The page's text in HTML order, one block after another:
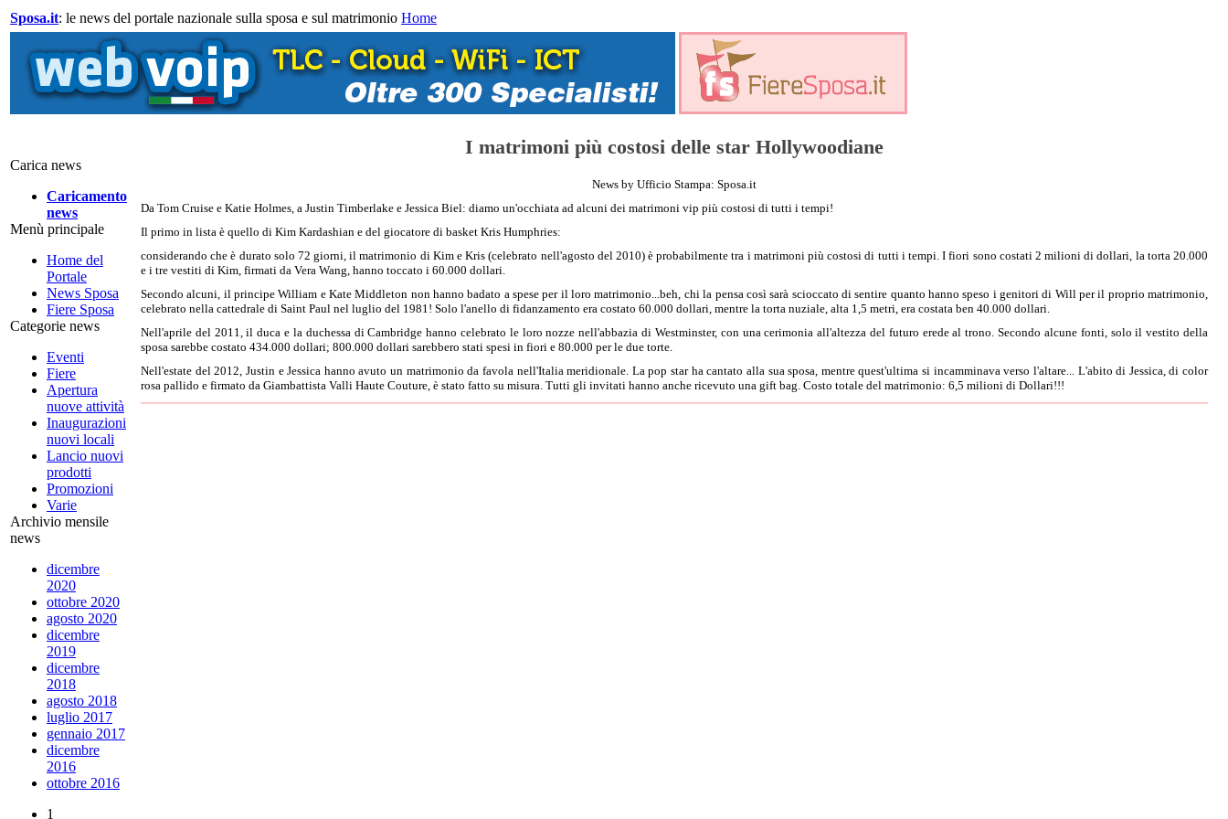
Sposa.it: le news del portale nazionale sulla sposa e sul matrimonio Home
Carica news
Caricamento
news
Menù principale
Home del
Portale
News Sposa
Fiere Sposa
Categorie news
Eventi
Fiere
Apertura
nuove attività
Inaugurazioni
nuovi locali
Lancio nuovi
prodotti
Promozioni
Varie
Archivio mensile
news
dicembre
2020
ottobre 2020
agosto 2020
dicembre
2019
dicembre
2018
agosto 2018
luglio 2017
gennaio 2017
dicembre
2016
ottobre 2016
1
I matrimoni più costosi delle star Hollywoodiane
News by Ufficio Stampa: Sposa.it
Da Tom Cruise e Katie Holmes, a Justin Timberlake e Jessica Biel: diamo un'occhiata ad alcuni dei matrimoni vip più costosi di tutti i tempi!
Il primo in lista è quello di Kim Kardashian e del giocatore di basket Kris Humphries:
considerando che è durato solo 72 giorni, il matrimonio di Kim e Kris (celebrato nell'agosto del 2010) è probabilmente tra i matrimoni più costosi di tutti i tempi. I fiori sono costati 2 milioni di dollari, la torta 20.000
e i tre vestiti di Kim, firmati da Vera Wang, hanno toccato i 60.000 dollari.
Secondo alcuni, il principe William e Kate Middleton non hanno badato a spese per il loro matrimonio...beh, chi la pensa così sarà scioccato di sentire quanto hanno speso i genitori di Will per il proprio matrimonio,
celebrato nella cattedrale di Saint Paul nel luglio del 1981! Solo l'anello di fidanzamento era costato 60.000 dollari, mentre la torta nuziale, alta 1,5 metri, era costata ben 40.000 dollari.
Nell'aprile del 2011, il duca e la duchessa di Cambridge hanno celebrato le loro nozze nell'abbazia di Westminster, con una cerimonia all'altezza del futuro erede al trono. Secondo alcune fonti, solo il vestito della
sposa sarebbe costato 434.000 dollari; 800.000 dollari sarebbero stati spesi in fiori e 80.000 per le due torte.
Nell'estate del 2012, Justin e Jessica hanno avuto un matrimonio da favola nell'Italia meridionale. La pop star ha cantato alla sua sposa, mentre quest'ultima si incamminava verso l'altare... L'abito di Jessica, di color
rosa pallido e firmato da Giambattista Valli Haute Couture, è stato fatto su misura. Tutti gli invitati hanno anche ricevuto una gift bag. Costo totale del matrimonio: 6,5 milioni di Dollari!!!